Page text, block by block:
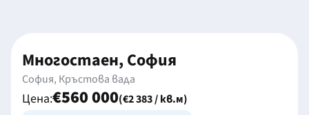
Многостаен, София
София, Кръстова вада
Цена:€560 000(€2 383 / кв.м)